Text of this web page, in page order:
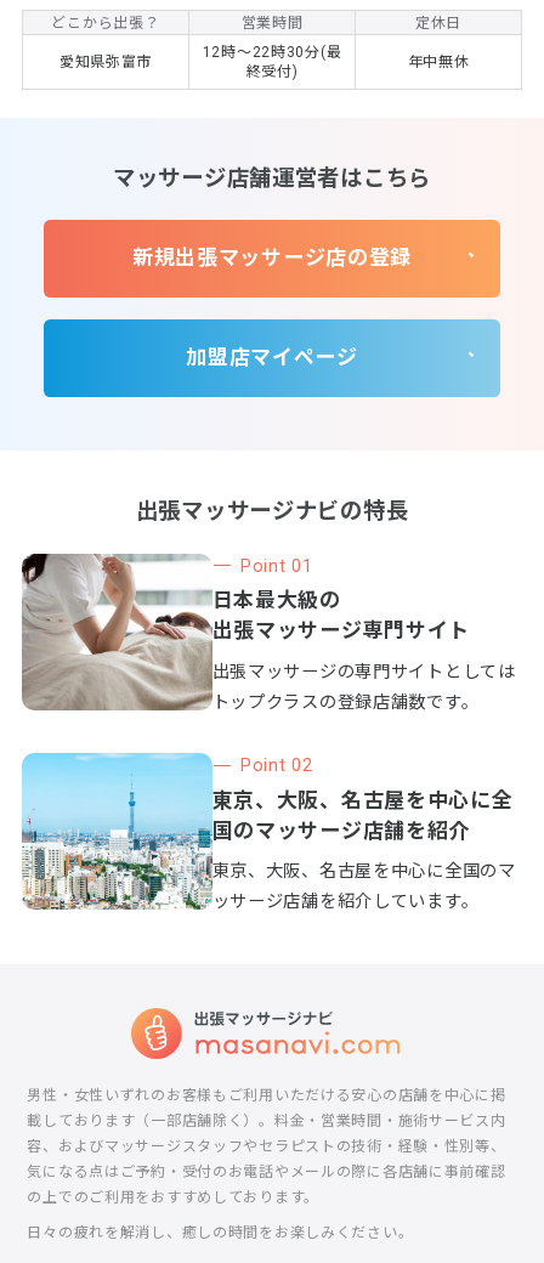
どこから出張？ 営業時間 定休日
愛知県弥富市
12時～22時30分(最
終受付)
年中無休
名古屋の本格出張マッサージ GRACIA リピート
率上昇中‼遂に錦店がオープン致しました！ご予約
のお電話お待ちしております‼
出張マッサージ名古屋市内は９０分コース以上は、
出張交通費無料でお伺い致します！ 錦店・覚王山店
のサロンも是非ご利用下さいませ。 平均年齢２８．
術』と、『お客様目線の心温まる接客』が、今まで
お客様から御支持を頂いてきました。ワンランク上
の技術と笑顔のサービスをお試しください。 名古屋
市内を中心に愛知県全域への『出張マッサージ』の
名古屋市、近郊地域を対象とした、訪問リラクゼー
ション店です。ビジネスホテル等、どこの場所でも
交通費は無料です。 60分￥4,800-から全身もみほぐ
しコースございます。 新メニュー、【リーフ・ログ
セット.1】 ハンド３０分+オイル３０分￥4,000- お
仕事でお疲れの皆様！ ハンドテラピーで一日の疲れ
をほぐしに参ります！
どこから出張？ 営業時間
定休日
Panier【パニエ】店舗あり｜出張あり【アロマトリ
ートメント専門店】アロマ33種類♩70分¥7500〜
香りからはじまる楽しく癒されるひと時を・・・ 女
性の方も・男性の方も・子供さんも大歓迎♪ 店舗の
ロマ初心者の方でも安心してご利用いただけます。
《アロマ精油33種類！》お客様の体調・気分に合わ
せてアロマ精油33種類の中から、その日に合うアロ
マをご提案し調合いたします♪ 本能が導き出す癒し
のひと時をご堪能下さいませ。
どこから出張？ 営業時間
愛知県名古屋市中区
丸の内3-20-20チサン
マンション201
18：00～翌3：
H&M 中区限定初回 30分2000円
足ツボ・手ツボ リラクゼーション 『H&M』 出張
費込み3500円～ ★コース★ 30分（足ツボ30分or手
ツボ30分）3500円 40分（足ツボ30分＋手ツボ10